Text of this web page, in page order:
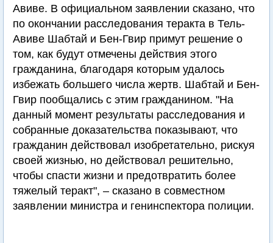
Авиве. В официальном заявлении сказано, что
по окончании расследования теракта в Тель-
Авиве Шабтай и Бен-Гвир примут решение о
том, как будут отмечены действия этого
гражданина, благодаря которым удалось
избежать большего числа жертв. Шабтай и Бен-
Гвир пообщались с этим гражданином. "На
данный момент результаты расследования и
собранные доказательства показывают, что
гражданин действовал изобретательно, рискуя
своей жизнью, но действовал решительно,
чтобы спасти жизни и предотвратить более
тяжелый теракт", – сказано в совместном
заявлении министра и генинспектора полиции.